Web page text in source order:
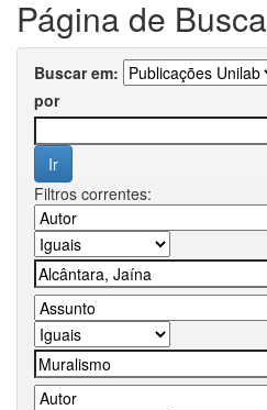
Página de Busca
Buscar em:
por
Filtros correntes: